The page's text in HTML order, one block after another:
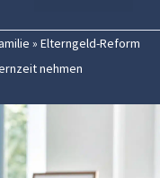
» Elterngeld-Reform
nehmen